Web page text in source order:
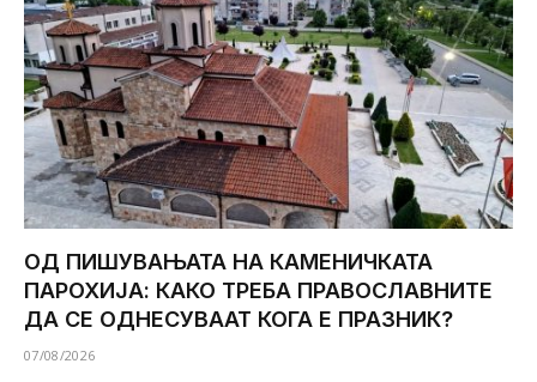
ОД ПИШУВАЊАТА НА КАМЕНИЧКАТА
ПАРОХИЈА: КАКО ТРЕБА ПРАВОСЛАВНИТЕ
ДА СЕ ОДНЕСУВААТ КОГА Е ПРАЗНИК?
07/08/2026